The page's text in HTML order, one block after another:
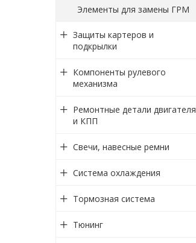
Элементы для замены ГРМ
Защиты картеров и
подкрылки
Компоненты рулевого
механизма
Ремонтные детали двигателя
и КПП
Свечи, навесные ремни
Система охлаждения
Тормозная система
Тюнинг